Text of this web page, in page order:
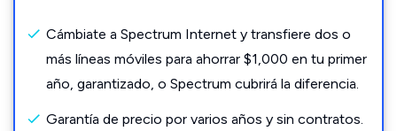
Cámbiate a Spectrum Internet y transfiere dos o
más líneas móviles para ahorrar $1,000 en tu primer
año, garantizado, o Spectrum cubrirá la diferencia.
Garantía de precio por varios años y sin contratos.